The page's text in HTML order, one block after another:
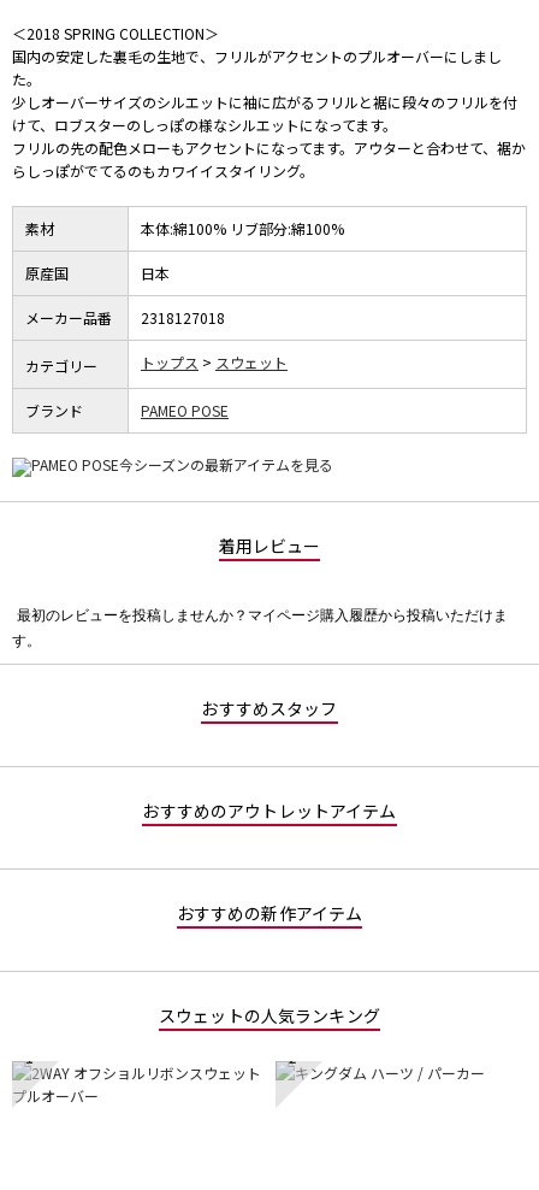
＜2018 SPRING COLLECTION＞
国内の安定した裏毛の生地で、フリルがアクセントのプルオーバーにしまし
た。
少しオーバーサイズのシルエットに袖に広がるフリルと裾に段々のフリルを付
けて、ロブスターのしっぽの様なシルエットになってます。
フリルの先の配色メローもアクセントになってます。アウターと合わせて、裾か
らしっぽがでてるのもカワイイスタイリング。
素材 本体:綿100% リブ部分:綿100%
原産国 日本
メーカー品番 2318127018
カテゴリー トップス スウェット
ブランド PAMEO POSE
着用レビュー
価
最初のレビューを投稿しませんか？マイページ購入履歴から投稿いただけま
す。
おすすめスタッフ
おすすめのアウトレットアイテム
おすすめの新作アイテム
スウェットの人気ランキング
1 2